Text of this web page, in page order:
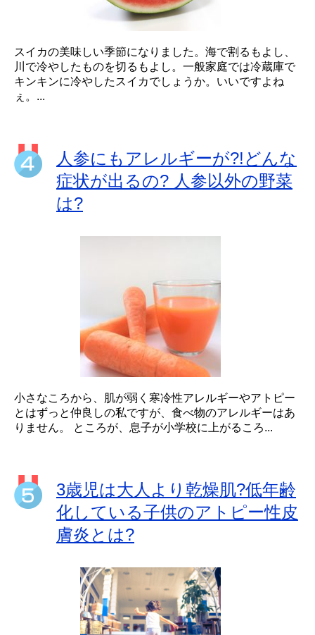
スイカの美味しい季節になりました。海で割るもよし、
川で冷やしたものを切るもよし。一般家庭では冷蔵庫で
キンキンに冷やしたスイカでしょうか。いいですよね
ぇ。...
人参にもアレルギーが?!どんな
症状が出るの? 人参以外の野菜
は?
小さなころから、肌が弱く寒冷性アレルギーやアトピー
とはずっと仲良しの私ですが、食べ物のアレルギーはあ
りません。 ところが、息子が小学校に上がるころ...
3歳児は大人より乾燥肌?低年齢
化している子供のアトピー性皮
膚炎とは?